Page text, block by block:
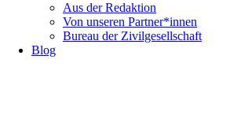
Aus der Redaktion
Von unseren Partner*innen
Bureau der Zivilgesellschaft
Blog